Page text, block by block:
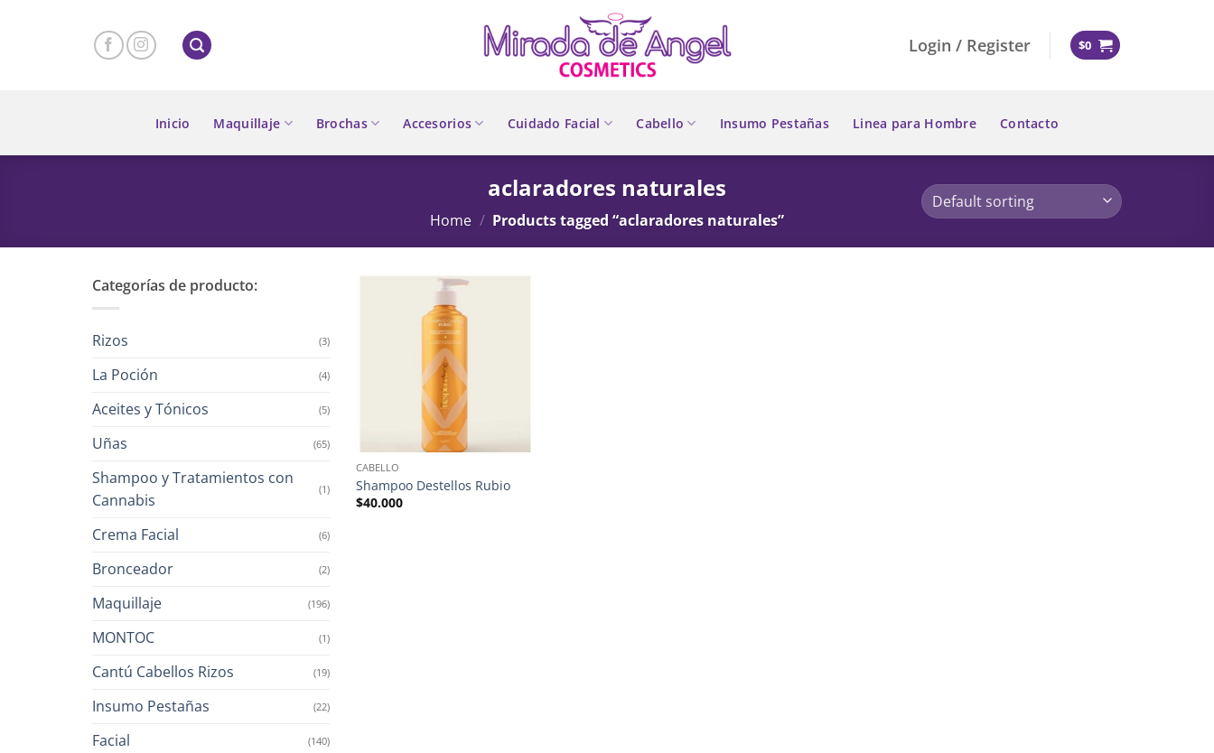
Login / Register $0
Inicio Maquillaje Brochas Accesorios Cuidado Facial Cabello Insumo Pestañas Linea para Hombre Contacto
aclaradores naturales
Home / Products tagged “aclaradores naturales”
Categorías de producto:
Rizos (3)
La Poción (4)
Aceites y Tónicos (5)
Uñas (65)
Shampoo y Tratamientos con
Cannabis
(1)
Crema Facial (6)
Bronceador (2)
Maquillaje (196)
MONTOC (1)
Cantú Cabellos Rizos (19)
Insumo Pestañas (22)
Facial (140)
CABELLO
Shampoo Destellos Rubio
$40.000